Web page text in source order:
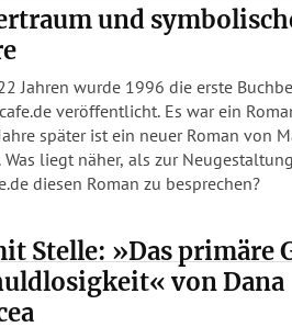
und
Jahren wurde 1996 die erste
veröffentlicht. Es war ein
später ist ein neuer Roman von
diesen Roman zu besprechen?
Stelle: »Das primäre
von Dana